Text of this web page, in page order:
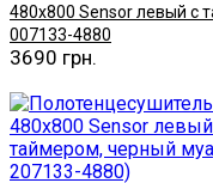
480х800 Sensor левый с
007133-4880
3690 грн.